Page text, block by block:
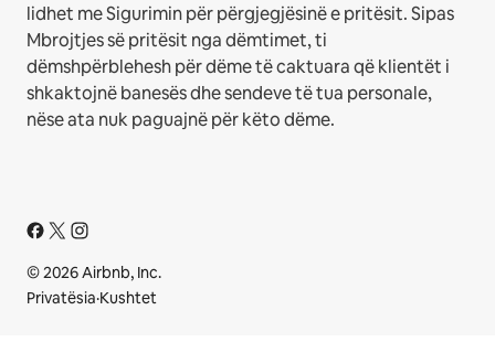
lidhet me Sigurimin për përgjegjësinë e pritësit. Sipas
Mbrojtjes së pritësit nga dëmtimet, ti
dëmshpërblehesh për dëme të caktuara që klientët i
shkaktojnë banesës dhe sendeve të tua personale,
nëse ata nuk paguajnë për këto dëme.
© 2026 Airbnb, Inc.
Privatësia·Kushtet